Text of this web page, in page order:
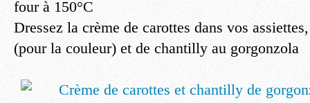
four à 150°C
Dressez la crème de carottes dans vos
(pour la couleur) et de chantilly au gorgonzola